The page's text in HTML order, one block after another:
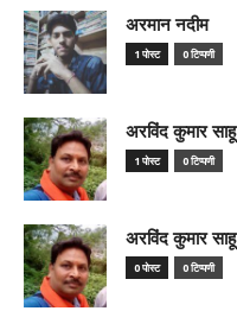
अरमान नदीम
1 पोस्ट 0 टिप्पणी
अरविंद कुमार साहू
1 पोस्ट 0 टिप्पणी
अरविंद कुमार साहू
0 पोस्ट 0 टिप्पणी